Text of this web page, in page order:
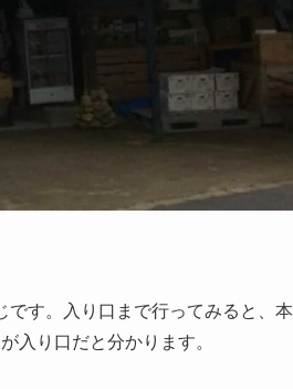
です。入り口まで行ってみると、本
入り口だと分かります。